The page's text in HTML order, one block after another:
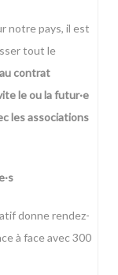
notre pays, il est
tout le
contrat
le ou la futur·e
les associations
·s
donne rendez-
à face avec 300